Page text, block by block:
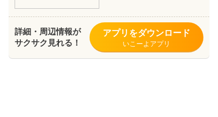
詳細・周辺情報が
サクサク見れる！
アプリをダウンロード
いこーよアプリ